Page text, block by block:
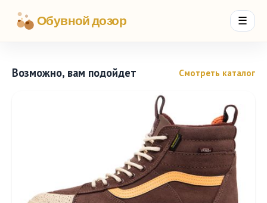
Обувной дозор ☰
Возможно, вам подойдет Смотреть каталог